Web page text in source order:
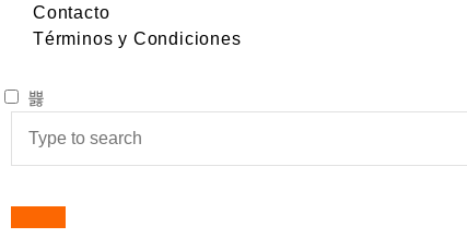
Contacto
Términos y Condiciones